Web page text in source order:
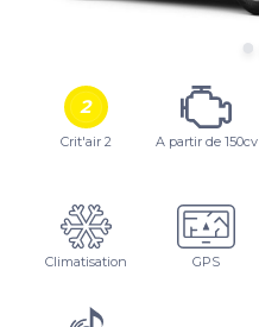
Crit'air 2 A partir de 150cv
Climatisation GPS